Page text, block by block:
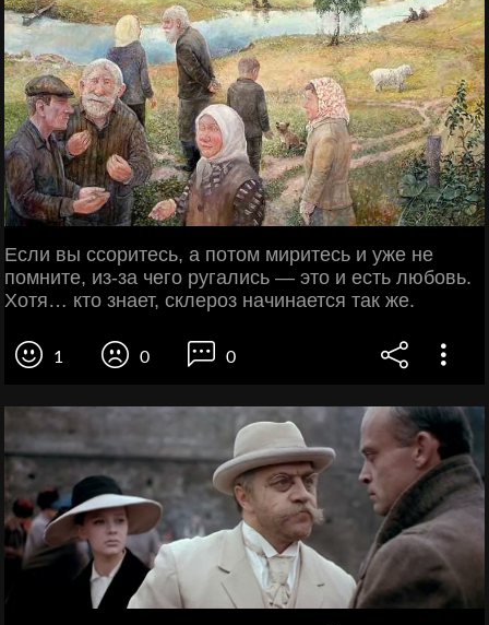
Если вы ссоритесь, а потом миритесь и уже не
помните, из-за чего ругались — это и есть любовь.
Хотя… кто знает, склероз начинается так же.
1 0 0